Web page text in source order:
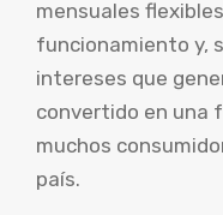
mensuales
funcionamiento y,
intereses que
convertido en una
muchos
país.